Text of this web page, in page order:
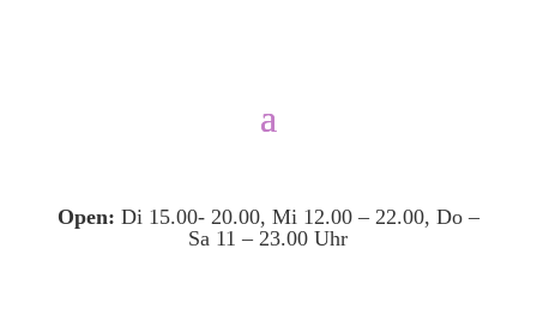
Open: Di 15.00- 20.00, Mi 12.00 – 22.00, Do –
Sa 11 – 23.00 Uhr